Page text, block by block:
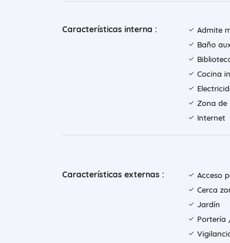
Características interna : Admite
Baño
Cocina
Zona de
Internet
Características externas : Acceso
Cerca
Jardín
Portería